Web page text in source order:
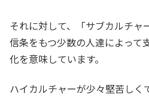
それに対して、「サブカルチャ
信条をもつ少数の人達によって
化を意味しています。
ハイカルチャーが少々堅苦し